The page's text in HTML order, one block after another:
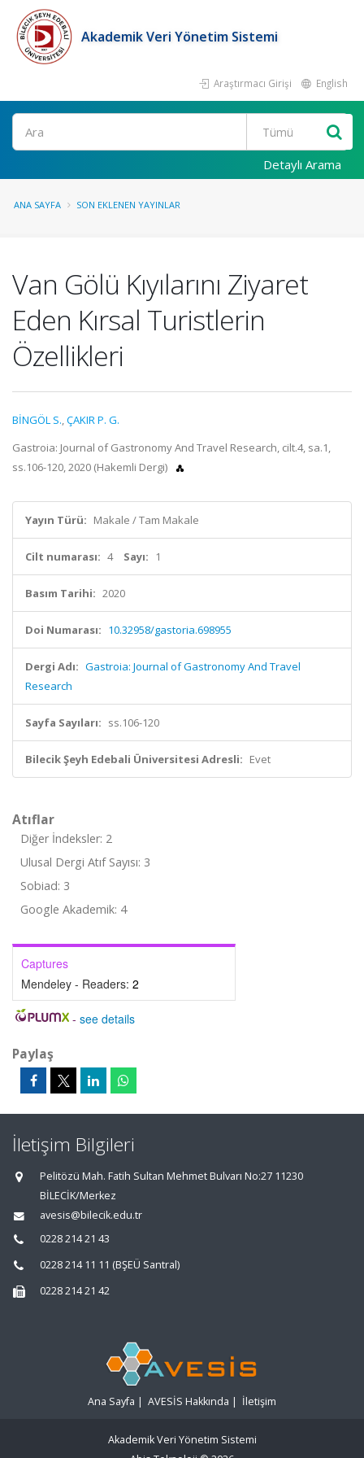
Akademik Veri Yönetim Sistemi
Araştırmacı Girişi English
Ara
Detaylı Arama
ANA SAYFA SON EKLENEN YAYINLAR
Van Gölü Kıyılarını Ziyaret
Eden Kırsal Turistlerin
Özellikleri
BİNGÖL S.,ÇAKIR P. G.
Gastroia: Journal of Gastronomy And Travel Research, cilt.4, sa.1,
ss.106-120, 2020 (Hakemli Dergi)
Yayın Türü: Makale / Tam Makale
Cilt numarası: 4 Sayı: 1
Basım Tarihi: 2020
Doi Numarası: 10.32958/gastoria.698955
Dergi Adı: Gastroia: Journal of Gastronomy And Travel
Research
Sayfa Sayıları: ss.106-120
Bilecik Şeyh Edebali Üniversitesi Adresli: Evet
Atıflar
Diğer İndeksler: 2
Ulusal Dergi Atıf Sayısı: 3
Sobiad: 3
Google Akademik: 4
Captures
Mendeley - Readers: 2
- see details
Paylaş
İletişim Bilgileri
Pelitözü Mah. Fatih Sultan Mehmet Bulvarı No:27 11230
BİLECİK/Merkez
avesis@bilecik.edu.tr
0228 214 21 43
0228 214 11 11 (BŞEÜ Santral)
0228 214 21 42
Ana Sayfa | AVESİS Hakkında | İletişim
Akademik Veri Yönetim Sistemi